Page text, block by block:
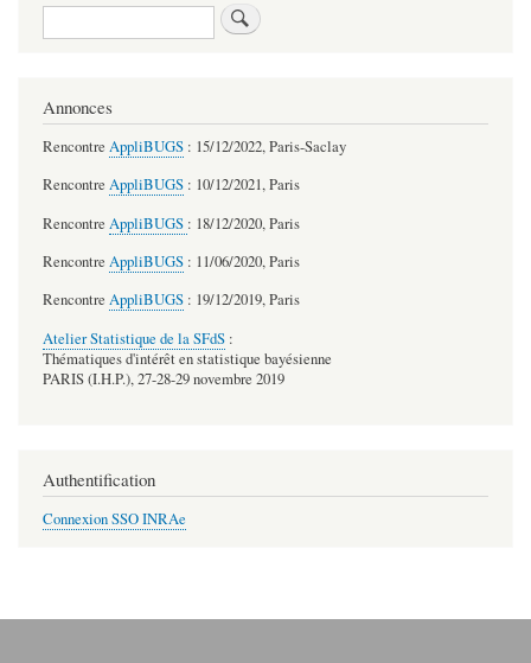
Rechercher
Annonces
Rencontre AppliBUGS : 15/12/2022, Paris-Saclay
Rencontre AppliBUGS : 10/12/2021, Paris
Rencontre AppliBUGS : 18/12/2020, Paris
Rencontre AppliBUGS : 11/06/2020, Paris
Rencontre AppliBUGS : 19/12/2019, Paris
Atelier Statistique de la SFdS :
Thématiques d'intérêt en statistique bayésienne
PARIS (I.H.P.), 27-28-29 novembre 2019
Authentification
Connexion SSO INRAe